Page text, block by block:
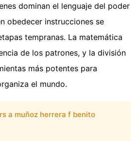
dominan el lenguaje del poder
obedecer instrucciones se
tempranas. La matemática
de los patrones, y la división
más potentes para
el mundo.
a muñoz herrera f benito